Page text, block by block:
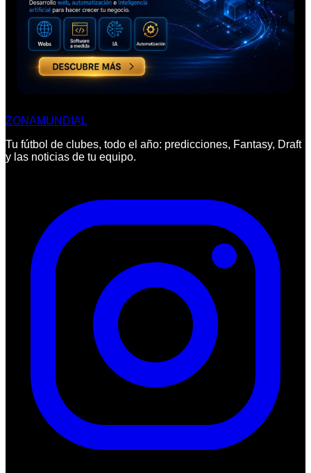
ZONAMUNDIAL
Tu fútbol de clubes, todo el año: predicciones, Fantasy, Draft
y las noticias de tu equipo.